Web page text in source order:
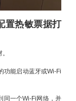
置热敏票据打
功能启动蓝牙或Wi-Fi
同一个Wi-Fi网络，并